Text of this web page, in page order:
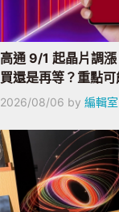
高通 9/1 起晶片調
買還是再等？重點
2026/08/06 by 編輯室